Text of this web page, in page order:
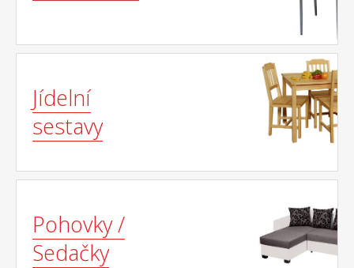
Jídelní
sestavy
Pohovky /
Sedačky